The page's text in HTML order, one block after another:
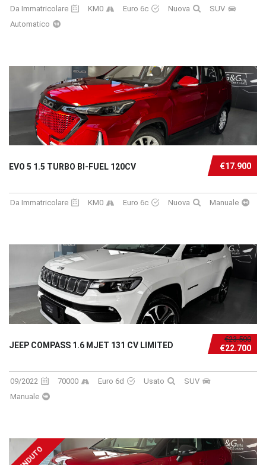
Da Immatricolare KM0 Euro 6c Nuova
SUV
Automatico
€17.900
EVO 5 1.5 TURBO BI-FUEL 120CV
Da Immatricolare KM0 Euro 6c Nuova Manuale
€23.500
€22.700
JEEP COMPASS 1.6 MJET 131 CV LIMITED
09/2022 70000 Euro 6d Usato
SUV
Manuale